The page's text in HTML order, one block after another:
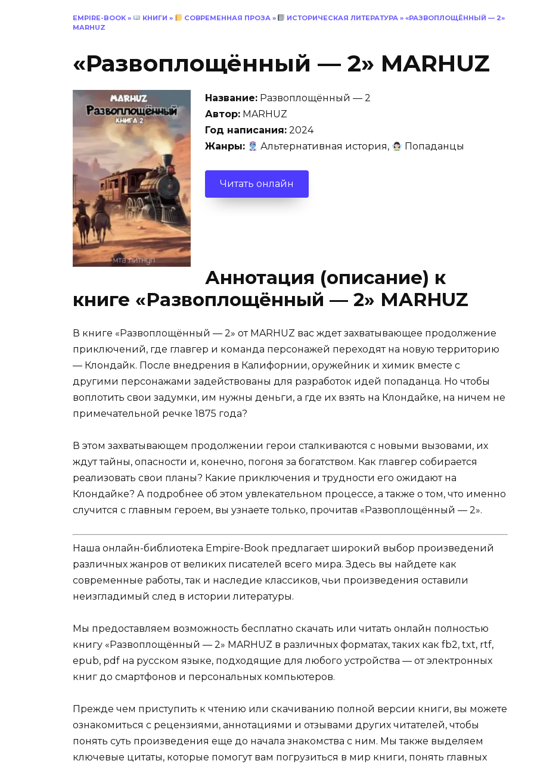
EMPIRE-BOOK » КНИГИ » СОВРЕМЕННАЯ ПРОЗА» ИСТОРИЧЕСКАЯ ЛИТЕРАТУРА »«РАЗВОПЛОЩЁННЫЙ — 2»
MARHUZ
«Развоплощённый — 2» MARHUZ
Название: Развоплощённый — 2
Автор: MARHUZ
Год написания: 2024
Жанры:
Альтернативная история, Попаданцы
Читать онлайн
Аннотация (описание) к
книге «Развоплощённый — 2» MARHUZ
В книге «Развоплощённый — 2» от MARHUZ вас ждет захватывающее продолжение
приключений, где главгер и команда персонажей переходят на новую территорию
— Клондайк. После внедрения в Калифорнии, оружейник и химик вместе с
другими персонажами задействованы для разработок идей попаданца. Но чтобы
воплотить свои задумки, им нужны деньги, а где их взять на Клондайке, на ничем не
примечательной речке 1875 года?
В этом захватывающем продолжении герои сталкиваются с новыми вызовами, их
ждут тайны, опасности и, конечно, погоня за богатством. Как главгер собирается
реализовать свои планы? Какие приключения и трудности его ожидают на
Клондайке? А подробнее об этом увлекательном процессе, а также о том, что именно
случится с главным героем, вы узнаете только, прочитав «Развоплощённый — 2».
Наша онлайн-библиотека Empire-Book предлагает широкий выбор произведений
различных жанров от великих писателей всего мира. Здесь вы найдете как
современные работы, так и наследие классиков, чьи произведения оставили
неизгладимый след в истории литературы.
Мы предоставляем возможность бесплатно скачать или читать онлайн полностью
книгу «Развоплощённый — 2» MARHUZ в различных форматах, таких как fb2, txt, rtf,
epub, pdf на русском языке, подходящие для любого устройства — от электронных
книг до смартфонов и персональных компьютеров.
Прежде чем приступить к чтению или скачиванию полной версии книги, вы можете
ознакомиться с рецензиями, аннотациями и отзывами других читателей, чтобы
понять суть произведения еще до начала знакомства с ним. Мы также выделяем
ключевые цитаты, которые помогут вам погрузиться в мир книги, понять главных